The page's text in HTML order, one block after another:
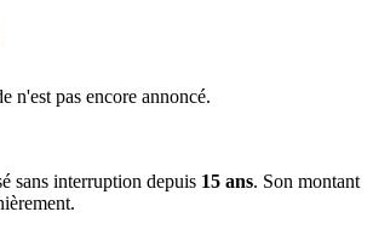
n'est pas encore annoncé.
sans interruption depuis 15 ans. Son montant